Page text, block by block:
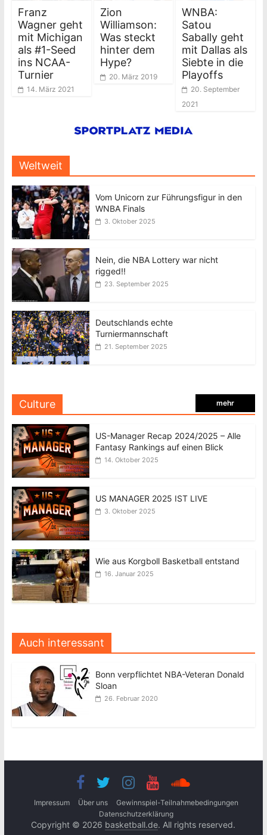
Franz
Wagner geht
mit Michigan
als #1-Seed
ins NCAA-
Turnier
14. März 2021
Zion
Williamson:
Was steckt
hinter dem
Hype?
20. März 2019
WNBA:
Satou
Sabally geht
mit Dallas als
Siebte in die
Playoffs
20. September
2021
Weltweit
Vom Unicorn zur Führungsfigur in den
WNBA Finals
3. Oktober 2025
Nein, die NBA Lottery war nicht
rigged!!
23. September 2025
Deutschlands echte
Turniermannschaft
21. September 2025
Culture mehr
US-Manager Recap 2024/2025 – Alle
Fantasy Rankings auf einen Blick
14. Oktober 2025
US MANAGER 2025 IST LIVE
3. Oktober 2025
Wie aus Korgboll Basketball entstand
16. Januar 2025
Auch interessant
Bonn verpflichtet NBA-Veteran Donald
Sloan
26. Februar 2020
Impressum Über uns
Gewinnspiel-Teilnahmebedingungen
Datenschutzerklärung
Copyright © 2026 basketball.de. All rights reserved.